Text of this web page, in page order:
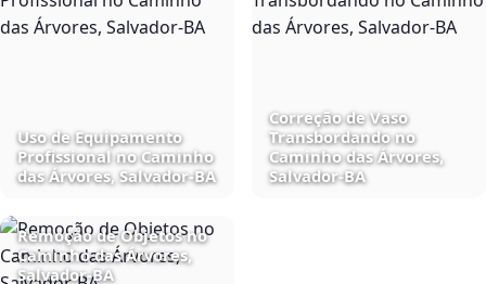
Uso de Equipamento
Profissional no Caminho
das Árvores, Salvador‑BA
Correção de Vaso
Transbordando no
Caminho das Árvores,
Salvador‑BA
Remoção de Objetos no
Caminho das Árvores,
Salvador‑BA